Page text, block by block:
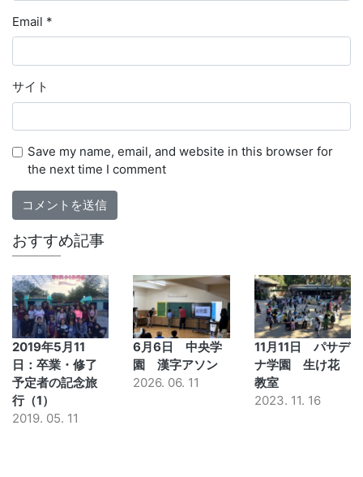
Email *
サイト
Save my name, email, and website in this browser for
the next time I comment
おすすめ記事
2019年5月11
日：卒業・修了
予定者の記念旅
行（1）
2019. 05. 11
6月6日 中央学
園 漢字アソン
2026. 06. 11
11月11日 パサデ
ナ学園 生け花
教室
2023. 11. 16